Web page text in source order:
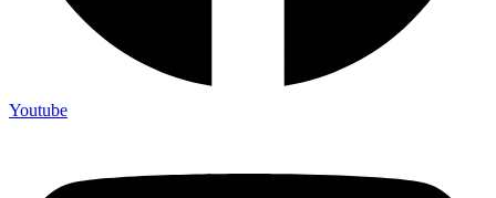
Youtube